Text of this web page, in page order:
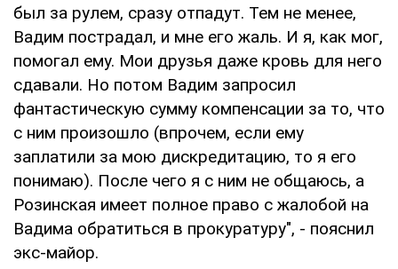
был за рулем, сразу отпадут. Тем не менее,
Вадим пострадал, и мне его жаль. И я, как мог,
помогал ему. Мои друзья даже кровь для него
сдавали. Но потом Вадим запросил
фантастическую сумму компенсации за то, что
с ним произошло (впрочем, если ему
заплатили за мою дискредитацию, то я его
понимаю). После чего я с ним не общаюсь, а
Розинская имеет полное право с жалобой на
Вадима обратиться в прокуратуру", - пояснил
экс-майор.